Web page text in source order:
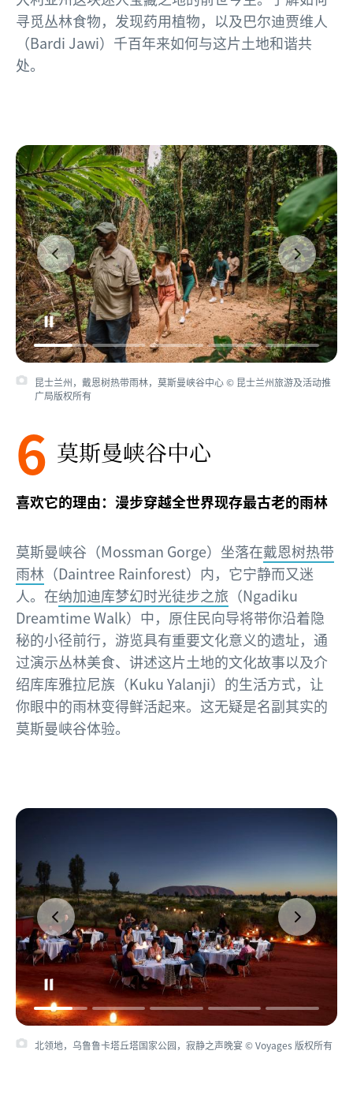
寻觅丛林食物，发现药用植物，以及巴尔迪贾维人
（Bardi Jawi）千百年来如何与这片土地和谐共
处。
昆士兰州，戴恩树热带雨林，莫斯曼峡谷中心 © 昆士兰州旅游及活动推
广局版权所有
6 莫斯曼峡谷中心
喜欢它的理由：漫步穿越全世界现存最古老的雨林
莫斯曼峡谷（Mossman Gorge）坐落在戴恩树热带
雨林 （Daintree Rainforest）内，它宁静而又迷
人。在纳加迪库梦幻时光徒步之旅 （Ngadiku
Dreamtime Walk）中，原住民向导将带你沿着隐
秘的小径前行，游览具有重要文化意义的遗址，通
过演示丛林美食、讲述这片土地的文化故事以及介
绍库库雅拉尼族（Kuku Yalanji）的生活方式，让
你眼中的雨林变得鲜活起来。这无疑是名副其实的
莫斯曼峡谷体验。
北领地，乌鲁鲁卡塔丘塔国家公园，寂静之声晚宴 © Voyages 版权所有